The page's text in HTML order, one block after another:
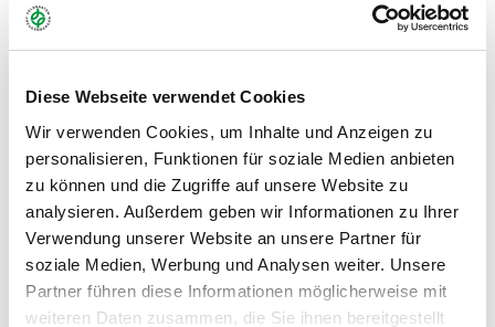
Diese Webseite verwendet Cookies
Wir verwenden Cookies, um Inhalte und Anzeigen zu
personalisieren, Funktionen für soziale Medien anbieten
zu können und die Zugriffe auf unsere Website zu
analysieren. Außerdem geben wir Informationen zu Ihrer
Verwendung unserer Website an unsere Partner für
soziale Medien, Werbung und Analysen weiter. Unsere
Partner führen diese Informationen möglicherweise mit
weiteren Daten zusammen, die Sie ihnen bereitgestellt
Wildblumen-, Kräuter- und Gräserarten für die Anlage
artenreicher Wiesen, Blühflächen und ökologischer
Auf insgesamt 25 Seiten stellen wir ein breit gefächertes
Angebot an Wildpflanzen vor. Neben botanischen, deutschen,
englischen und französischen Bezeichnungen finden Anwender
detaillierte Informationen zu Wuchshöhe, Blütezeit, Licht- und
Wasserbedarf sowie zur Lebensdauer der jeweiligen Arten.
Diese praxisnahen Angaben erleichtern die Auswahl geeigneter
Pflanzen für unterschiedlichste Standorte und Anforderungen.